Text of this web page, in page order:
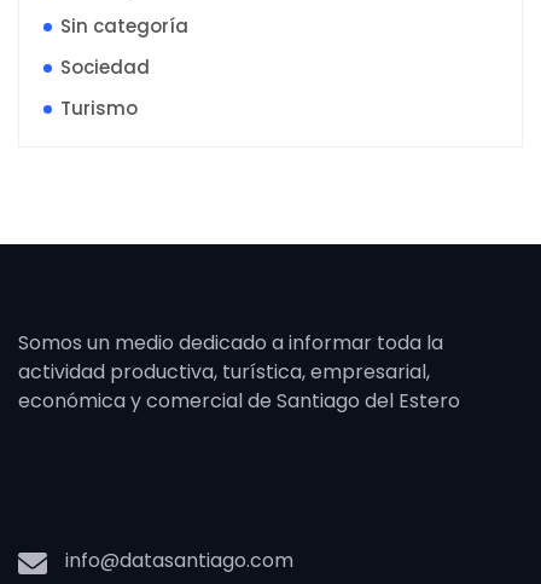
Sin categoría
Sociedad
Turismo
Somos un medio dedicado a informar toda la
actividad productiva, turística, empresarial,
económica y comercial de Santiago del Estero
info@datasantiago.com